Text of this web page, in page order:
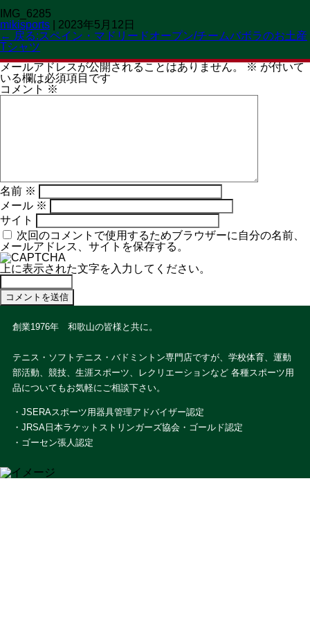
MENU
CLOSED 火曜日
IMG_6285
mikisports
2023年5月12日
← 戻る:スペイン・マドリードオープン/チームバボラのお土産
Tシャツ
コメントを残す
メールアドレスが公開されることはありません。
※ が付いて
いる欄は必須項目です
コメント ※
名前 ※
メール ※
サイト
次回のコメントで使用するためブラウザーに自分の名前、
メールアドレス、サイトを保存する。
上に表示された文字を入力してください。
創業1976年 和歌山の皆様と共に。
テニス・ソフトテニス・バドミントン専門店ですが、学校体育、運動
部活動、競技、生涯スポーツ、レクリエーションなど 各種スポーツ用
品についてもお気軽にご相談下さい。
・JSERAスポーツ用器具管理アドバイザー認定
・JRSA日本ラケットストリンガーズ協会・ゴールド認定
・ゴーセン張人認定